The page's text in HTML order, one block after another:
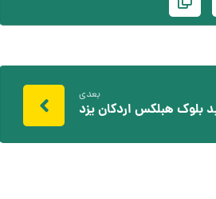
بعدی
بلوک هبلکس اردکان یزد